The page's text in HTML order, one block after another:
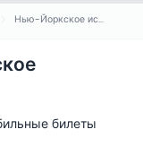
Нью-Йоркское историческое общество
билеты